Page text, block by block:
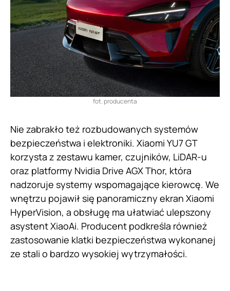
fot. producenta
Nie zabrakło też rozbudowanych systemów
bezpieczeństwa i elektroniki. Xiaomi YU7 GT
korzysta z zestawu kamer, czujników, LiDAR-u
oraz platformy Nvidia Drive AGX Thor, która
nadzoruje systemy wspomagające kierowcę. We
wnętrzu pojawił się panoramiczny ekran Xiaomi
HyperVision, a obsługę ma ułatwiać ulepszony
asystent XiaoAi. Producent podkreśla również
zastosowanie klatki bezpieczeństwa wykonanej
ze stali o bardzo wysokiej wytrzymałości.